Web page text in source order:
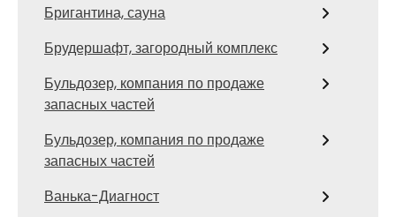
Бригантина, сауна
Брудершафт, загородный комплекс
Бульдозер, компания по продаже
запасных частей
Бульдозер, компания по продаже
запасных частей
Ванька-Диагност